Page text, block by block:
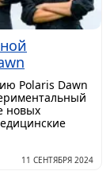
Polaris Dawn
новых
11 СЕНТЯБРЯ 2024